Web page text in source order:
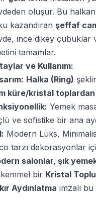
oluşur. Bu
kazandıran şeffaf
ince dikey çubuklar
tamamlar.
ve Kullanım:
Halka (Ring)
küre/kristal toplardan
Yemek
ve sofistike bir ana
Modern Lüks,
tarzı dekorasyonlar
salonlar, şık
bir Kristal
Aydınlatma imzalı bu